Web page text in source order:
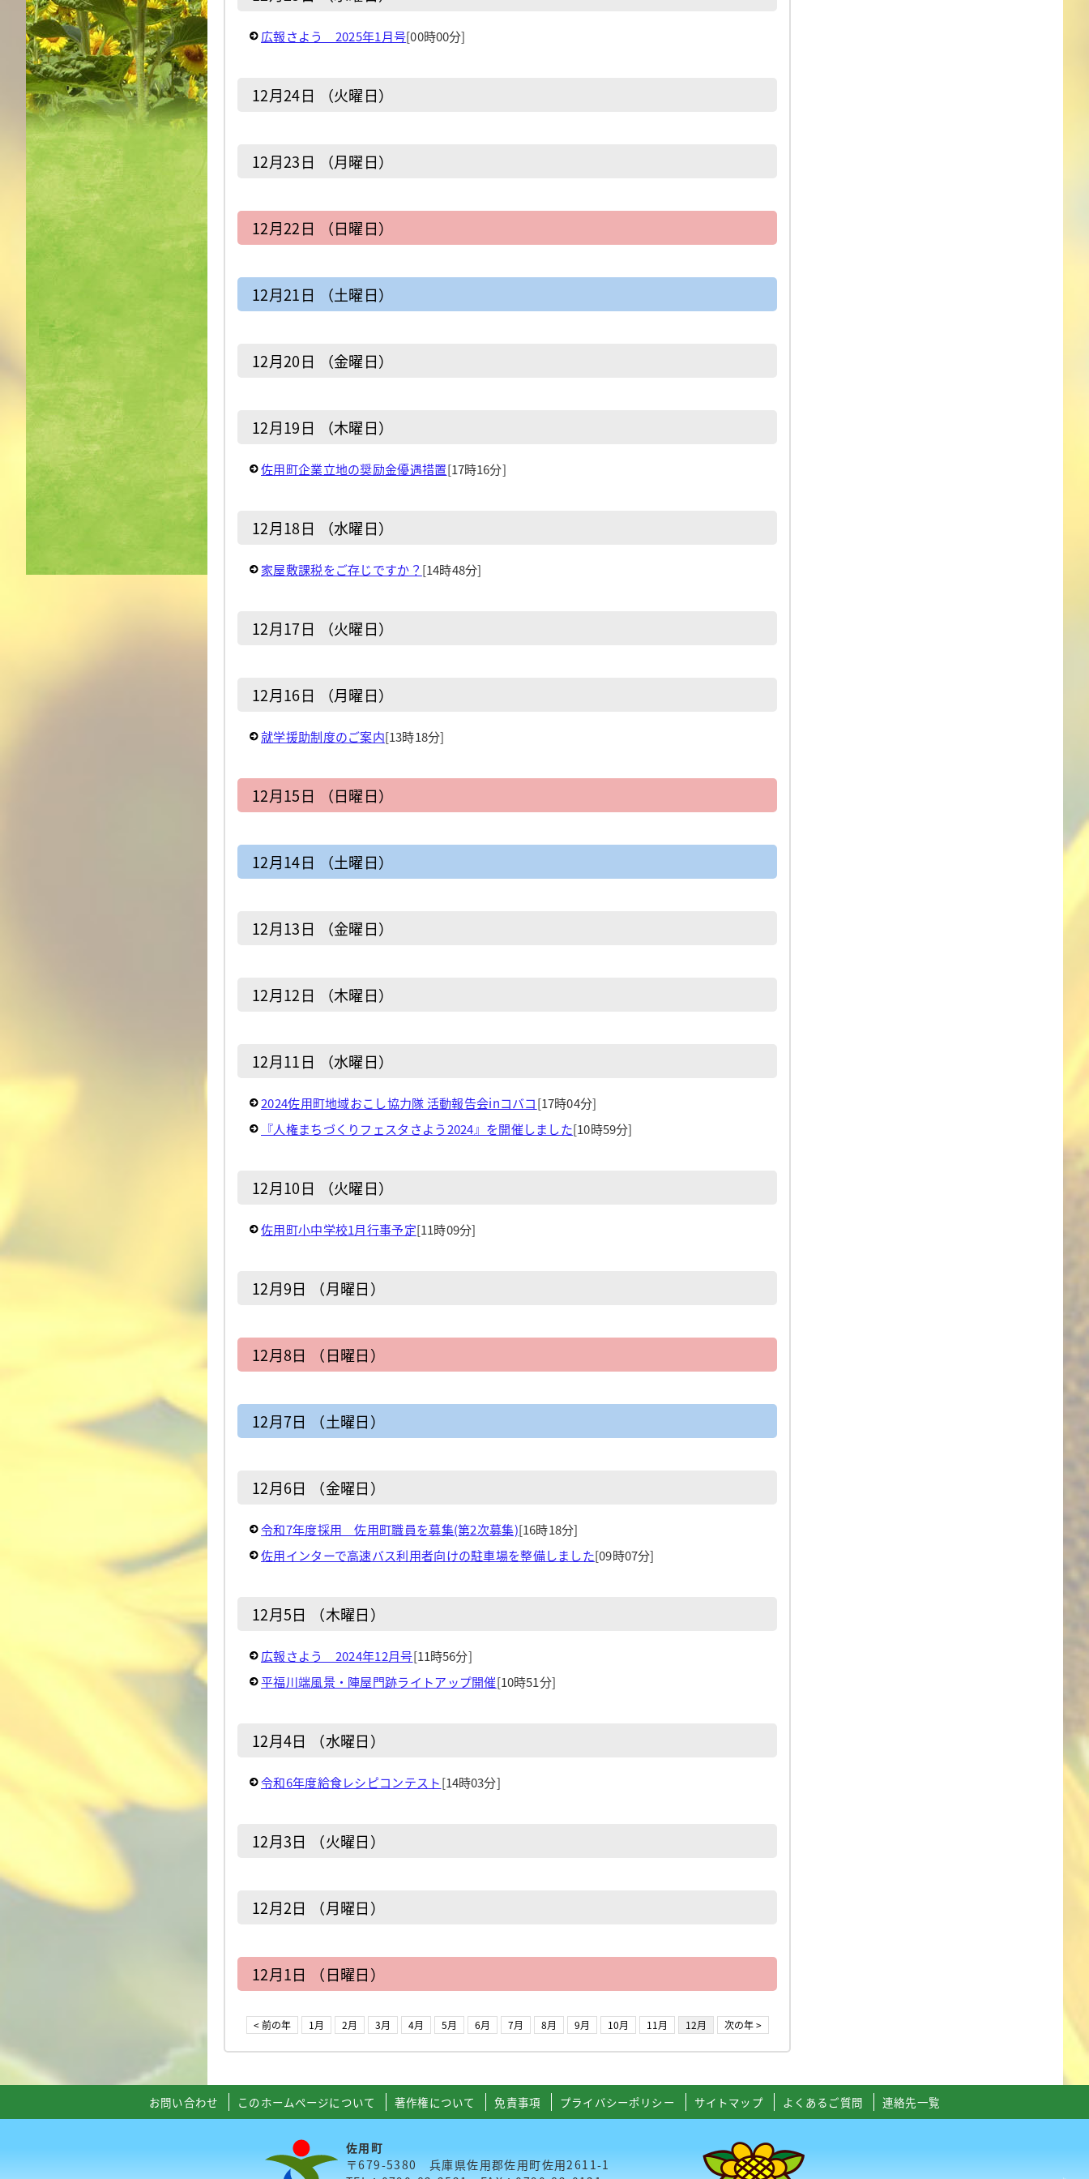
広報さよう 2025年1月号[00時00分]
12月24日 （火曜日）
12月23日 （月曜日）
12月22日 （日曜日）
12月21日 （土曜日）
12月20日 （金曜日）
12月19日 （木曜日）
佐用町企業立地の奨励金優遇措置[17時16分]
12月18日 （水曜日）
家屋敷課税をご存じですか？ [14時48分]
12月17日 （火曜日）
12月16日 （月曜日）
就学援助制度のご案内[13時18分]
12月15日 （日曜日）
12月14日 （土曜日）
12月13日 （金曜日）
12月12日 （木曜日）
12月11日 （水曜日）
2024佐用町地域おこし協力隊 活動報告会inコバコ[17時04分]
『人権まちづくりフェスタさよう2024』を開催しました[10時59分]
12月10日 （火曜日）
佐用町小中学校1月行事予定[11時09分]
12月9日 （月曜日）
12月8日 （日曜日）
12月7日 （土曜日）
12月6日 （金曜日）
令和7年度採用 佐用町職員を募集(第2次募集)[16時18分]
佐用インターで高速バス利用者向けの駐車場を整備しました[09時07分]
12月5日 （木曜日）
広報さよう 2024年12月号[11時56分]
平福川端風景・陣屋門跡ライトアップ開催[10時51分]
12月4日 （水曜日）
令和6年度給食レシピコンテスト[14時03分]
12月3日 （火曜日）
12月2日 （月曜日）
12月1日 （日曜日）
< 前の年 1月 2月 3月 4月 5月 6月 7月 8月 9月 10月 11月 12月 次の年 >
お問い合わせ このホームページについて 著作権について 免責事項 プライバシーポリシー サイトマップ よくあるご質問 連絡先一覧
佐用町
〒679-5380 兵庫県佐用郡佐用町佐用2611-1